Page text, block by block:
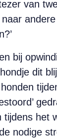
van
bij
dit
het
nodige